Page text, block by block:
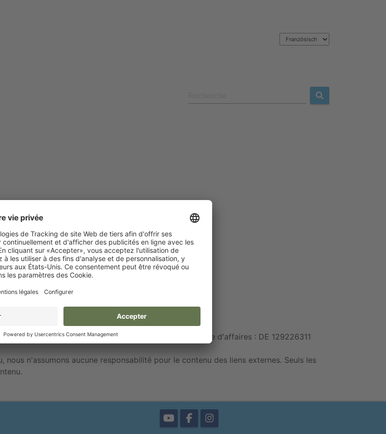
Kerbl
au § 27 a de la loi sur la taxe sur le chiffre d'affaires : DE 129226311
n'assumons aucune responsabilité pour le contenu des liens externes. Seuls les